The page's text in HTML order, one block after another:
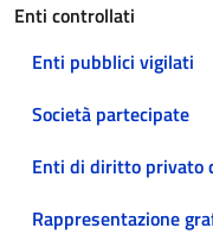
Enti controllati
Enti pubblici vigilati
Società partecipate
Enti di diritto privato
Rappresentazione